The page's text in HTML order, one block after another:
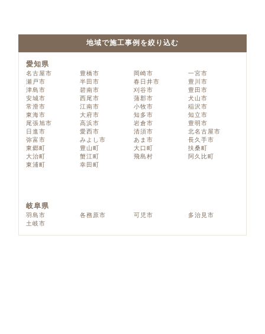
地域で施工事例を絞り込む
愛知県
名古屋市 豊橋市 岡崎市
一宮市
瀬戸市
半田市 春日井市
豊川市
津島市
碧南市 刈谷市
豊田市
安城市
西尾市 蒲郡市
犬山市
常滑市
江南市 小牧市
稲沢市
東海市
大府市 知多市
知立市
尾張旭市
高浜市 岩倉市
豊明市
日進市
愛西市 清須市
北名古屋市
弥富市
みよし市 あま市
長久手市
東郷町
豊山町 大口町
扶桑町
大治町
蟹江町 飛島村
阿久比町
東浦町
幸田町
岐阜県
羽島市 各務原市 可児市
多治見市
土岐市